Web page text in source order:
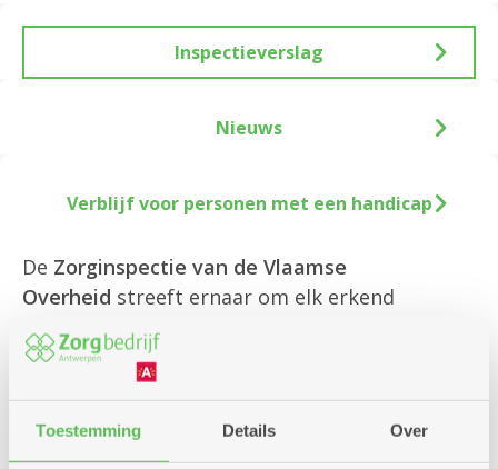
Toestemming Details Over
Inspectieverslag
De Zorginspectie van de Vlaamse
Overheid streeft ernaar om elk erkend
woonzorgcentrum om de vier jaar te
inspecteren. Ook de dagverzorgingscentra,
centra voor kortverblijf en groep
assistentiewoningen worden regelmatig
geïnspecteerd. Een
Nieuws
Verblijf voor personen met een handicap